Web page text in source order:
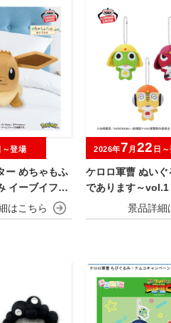
ー めちゃもふ
イーブイフレ
おひるねver.
～登場
ケロロ軍曹 ぬいぐ
であります～vol.1
2026年7 月 22 日